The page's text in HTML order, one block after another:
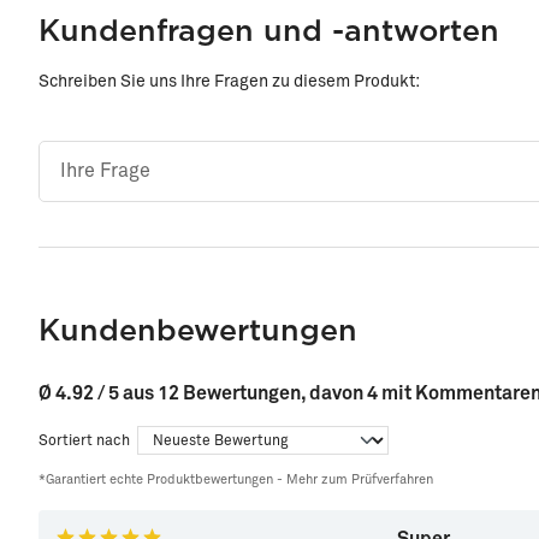
Kundenfragen und -antworten
Schreiben Sie uns Ihre Fragen zu diesem Produkt:
Kundenbewertungen
Ø 4.92 / 5 aus 12 Bewertungen, davon 4 mit
Sortiert nach
*Garantiert echte Produktbewertungen - Mehr zum Prüfverfahren